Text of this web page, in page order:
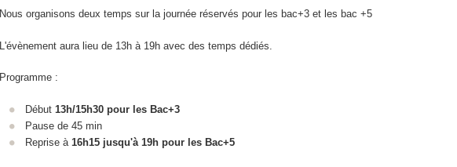
Nous organisons deux temps sur la journée réservés pour les bac+3 et les bac +5
L'évènement aura lieu de 13h à 19h avec des temps dédiés.
Programme :
Début 13h/15h30 pour les Bac+3
Pause de 45 min
Reprise à 16h15 jusqu'à 19h pour les Bac+5